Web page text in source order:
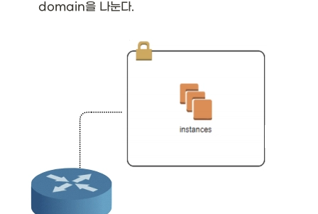
domain을 나눈다.